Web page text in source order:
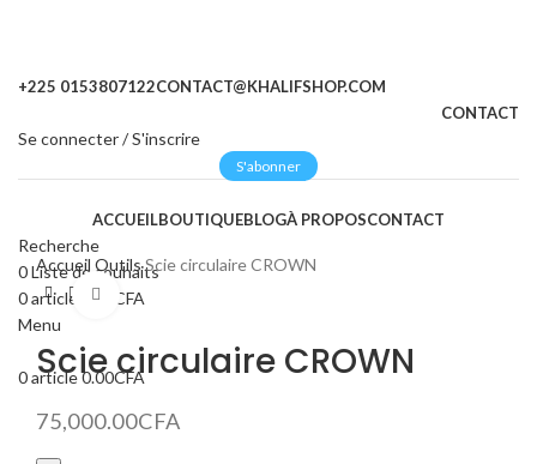
+225 0153807122CONTACT@KHALIFSHOP.COM
CONTACT
Se connecter / S'inscrire
S'abonner
ACCUEILBOUTIQUEBLOGÀ PROPOSCONTACT
Recherche
0Liste de souhaits
0article 0.00
CFA
Menu
0article0.00CFA
Accueil OutilsScie circulaire CROWN
Cliquez pour agrandir
Scie circulaire CROWN
75,000.00CFA